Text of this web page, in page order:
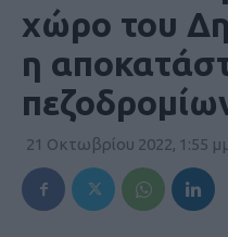
χώρο του
η
21 Οκτωβρίου 2022, 1:55